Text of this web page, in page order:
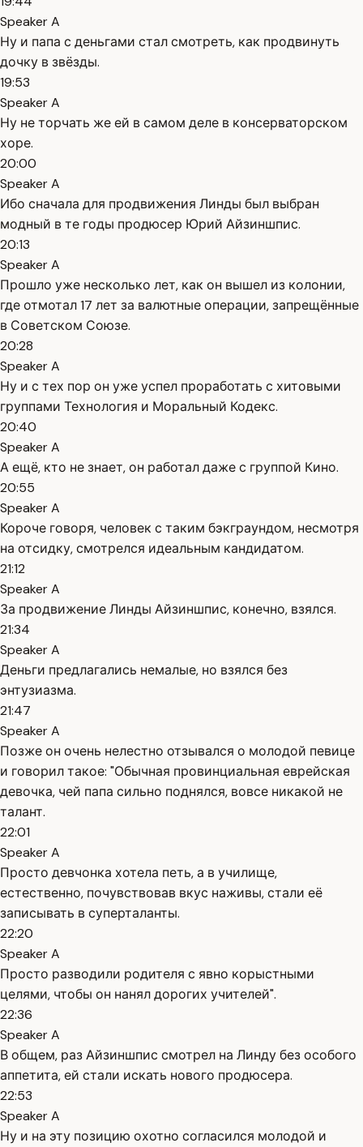
Speaker A
Ну и папа с деньгами стал смотреть, как продвинуть
дочку в звёзды.
19:53
Speaker A
Ну не торчать же ей в самом деле в консерваторском
хоре.
20:00
Speaker A
Ибо сначала для продвижения Линды был выбран
модный в те годы продюсер Юрий Айзиншпис.
20:13
Speaker A
Прошло уже несколько лет, как он вышел из колонии,
где отмотал 17 лет за валютные операции, запрещённые
в Советском Союзе.
20:28
Speaker A
Ну и с тех пор он уже успел проработать с хитовыми
группами Технология и Моральный Кодекс.
20:40
Speaker A
А ещё, кто не знает, он работал даже с группой Кино.
20:55
Speaker A
Короче говоря, человек с таким бэкграундом, несмотря
на отсидку, смотрелся идеальным кандидатом.
21:12
Speaker A
За продвижение Линды Айзиншпис, конечно, взялся.
21:34
Speaker A
Деньги предлагались немалые, но взялся без
энтузиазма.
21:47
Speaker A
Позже он очень нелестно отзывался о молодой певице
и говорил такое: "Обычная провинциальная еврейская
девочка, чей папа сильно поднялся, вовсе никакой не
талант.
22:01
Speaker A
Просто девчонка хотела петь, а в училище,
естественно, почувствовав вкус наживы, стали её
записывать в суперталанты.
22:20
Speaker A
Просто разводили родителя с явно корыстными
целями, чтобы он нанял дорогих учителей".
22:36
Speaker A
В общем, раз Айзиншпис смотрел на Линду без особого
аппетита, ей стали искать нового продюсера.
22:53
Speaker A
Ну и на эту позицию охотно согласился молодой и